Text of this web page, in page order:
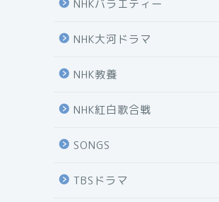
NHKバラエティー
NHK大河ドラマ
NHK教養
NHK紅白歌合戦
SONGS
TBSドラマ